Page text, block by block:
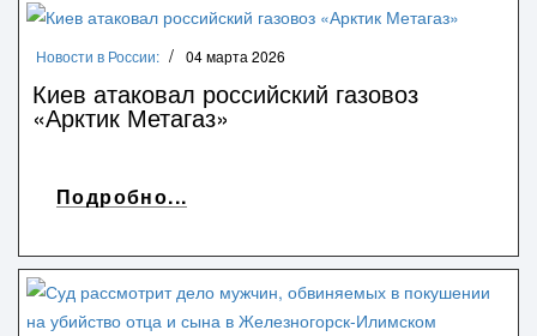
Новости в России: 04 марта 2026
Киев атаковал российский газовоз
«Арктик Метагаз»
Подробно...